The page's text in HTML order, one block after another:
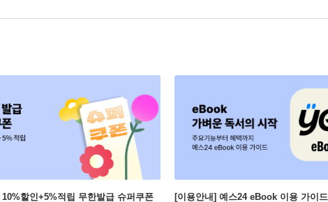
할인+5%적립 무한발급 슈퍼쿠폰 [이용안내] 예스24 eBook 이용 가이드